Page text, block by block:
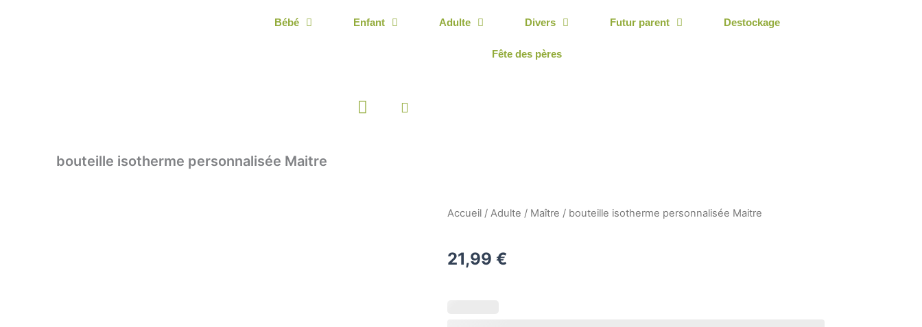
Bébé Enfant Adulte Divers Futur parent Destockage
Fête des pères
Panier
bouteille isotherme personnalisée Maitre
Accueil / Adulte / Maître / bouteille isotherme personnalisée Maitre
21,99 €